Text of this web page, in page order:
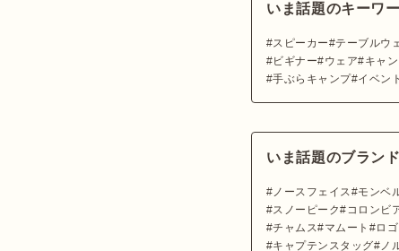
いま話題のキーワ
スピーカー テーブルウ
ビギナー
ウェア キャ
手ぶらキャンプ イベン
いま話題のブランド
ノースフェイス モンベ
スノーピーク
コロンビ
チャムス
マムート ロ
キャプテンスタッグ
ノ